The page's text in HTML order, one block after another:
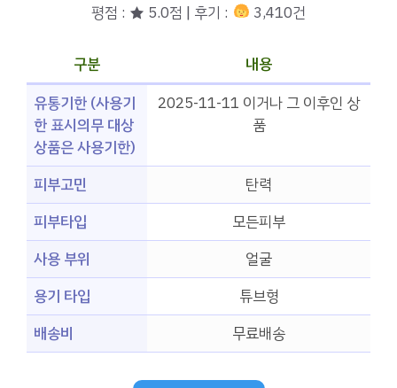
평점 : ★ 5.0점 | 후기 : 3,410건
구분
내용
유통기한 (사용기
한 표시의무 대상
상품은 사용기한)
2025-11-11 이거나 그 이후인 상
품
피부고민
탄력
피부타입
모든피부
사용 부위
얼굴
용기 타입
튜브형
배송비
무료배송